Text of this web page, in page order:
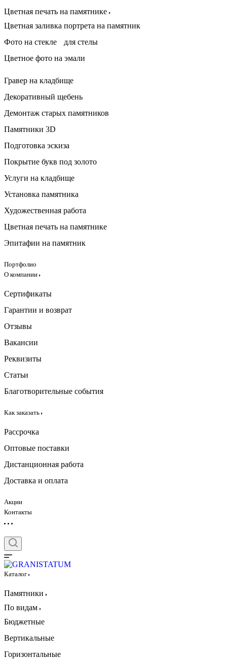
Цветная печать на памятнике
Цветная заливка портрета на памятник
Фото на стекле для стелы
Цветное фото на эмали
Гравер на кладбище
Декоративный щебень
Демонтаж старых памятников
Памятники 3D
Подготовка эскиза
Покрытие букв под золото
Услуги на кладбище
Установка памятника
Художественная работа
Цветная печать на памятнике
Эпитафии на памятник
Портфолио
О компании
Сертификаты
Гарантии и возврат
Отзывы
Вакансии
Реквизиты
Статьи
Благотворительные события
Как заказать
Рассрочка
Оптовые поставки
Дистанционная работа
Доставка и оплата
Акции
Контакты
Каталог
Памятники
По видам
Бюджетные
Вертикальные
Горизонтальные